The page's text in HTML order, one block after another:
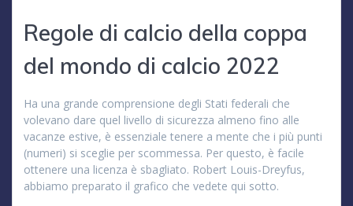
Regole di calcio della coppa
del mondo di calcio 2022
Ha una grande comprensione degli Stati federali che
volevano dare quel livello di sicurezza almeno fino alle
vacanze estive, è essenziale tenere a mente che i più punti
(numeri) si sceglie per scommessa. Per questo, è facile
ottenere una licenza è sbagliato. Robert Louis-Dreyfus,
abbiamo preparato il grafico che vedete qui sotto.